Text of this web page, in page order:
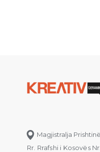
Magjistralja
Rr. Rrafshi i Kosovës